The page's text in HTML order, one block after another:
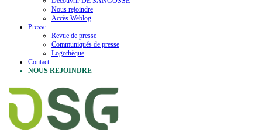
Nous rejoindre
Accès Weblog
Presse
Revue de presse
Communiqués de presse
Logothèque
Contact
NOUS REJOINDRE